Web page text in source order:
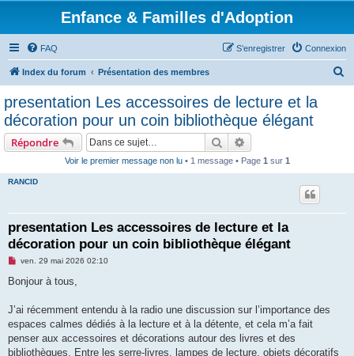
Enfance & Familles d'Adoption
FAQ Connexion
S’enregistrer
Index du forum Présentation des membres
presentation Les accessoires de lecture et la
décoration pour un coin bibliothèque élégant
Répondre Rechercher
Voir le premier message non lu• 1 message • Page 1 sur 1
RANCID
presentation Les accessoires de lecture et la
décoration pour un coin bibliothèque élégant
M
s
g
n
o
ven. 29 mai 2026 02:10
Bonjour à tous,
J’ai récemment entendu à la radio une discussion sur l’importance des
espaces calmes dédiés à la lecture et à la détente, et cela m’a fait
penser aux accessoires et décorations autour des livres et des
bibliothèques. Entre les serre-livres, lampes de lecture, objets décoratifs